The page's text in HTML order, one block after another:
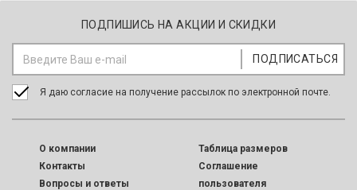
ПОДПИШИСЬ НА АКЦИИ И СКИДКИ
Я даю согласие на получение рассылок по электронной почте.
O компании
Контакты
Вопросы и ответы
Таблица размеров
Соглашение
пользователя